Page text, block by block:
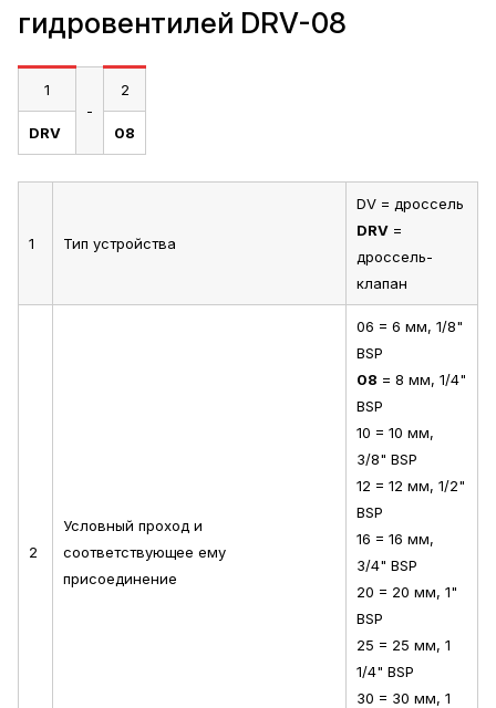
гидровентилей DRV-08
1
-
2
DRV 08
1 Тип устройства
DV = дроссель
DRV =
дроссель-
клапан
2
Условный проход и
соответствующее ему
присоединение
06 = 6 мм, 1/8"
BSP
08 = 8 мм, 1/4"
BSP
10 = 10 мм,
3/8" BSP
12 = 12 мм, 1/2"
BSP
16 = 16 мм,
3/4" BSP
20 = 20 мм, 1"
BSP
25 = 25 мм, 1
1/4" BSP
30 = 30 мм, 1